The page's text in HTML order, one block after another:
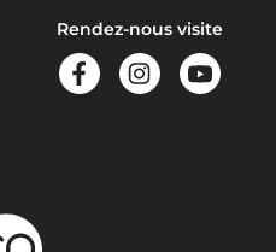
Rendez-nous visite